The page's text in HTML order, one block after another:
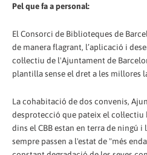
Pel que fa a personal:
El Consorci de Biblioteques de
de manera flagrant, l’aplicació i
col·lectiu de l'Ajuntament de
plantilla sense el dret a les millores
La cohabitació de dos convenis,
desprotecció que pateix el
dins el CBB estan en terra de ningú
sempre passen a l'estat de "més